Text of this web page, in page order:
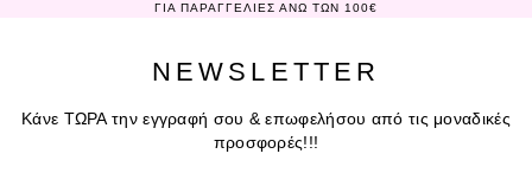
ΓΙΑ ΠΑΡΑΓΓΕΛΙΕΣ ΑΝΩ ΤΩΝ 100€
NEWSLETTER
Κάνε ΤΩΡΑ την εγγραφή σου & επωφελήσου από τις μοναδικές
προσφορές!!!